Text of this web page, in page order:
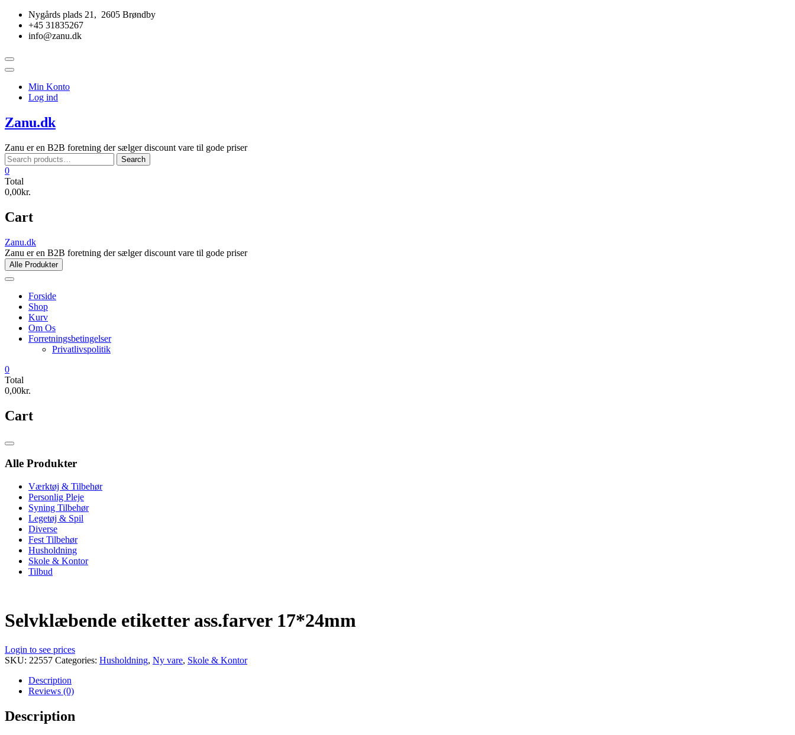
Skip
content
Nygårds plads 21, 2605 Brøndby
+45 31835267
info@zanu.dk
Topbar
Menu
Min Konto
Log ind
Zanu.dk
Zanu er en B2B foretning der sælger discount vare til gode priser
Search
for:
Search
0
Total
0,00kr.
Cart
Zanu.dk
Zanu er en B2B foretning der sælger discount vare til gode priser
Alle Produkter
Forside
Shop
Kurv
Om Os
Forretningsbetingelser
Privatlivspolitik
0
Total
0,00kr.
Cart
Catalog
Alle Produkter
Værktøj & Tilbehør
Personlig Pleje
Syning Tilbehør
Legetøj & Spil
Diverse
Fest Tilbehør
Husholdning
Skole & Kontor
Tilbud
Selvklæbende etiketter ass.farver 17*24mm
Login to see prices
SKU: 22557 Categories: Husholdning, Ny vare, Skole & Kontor
Description
Reviews (0)
Description